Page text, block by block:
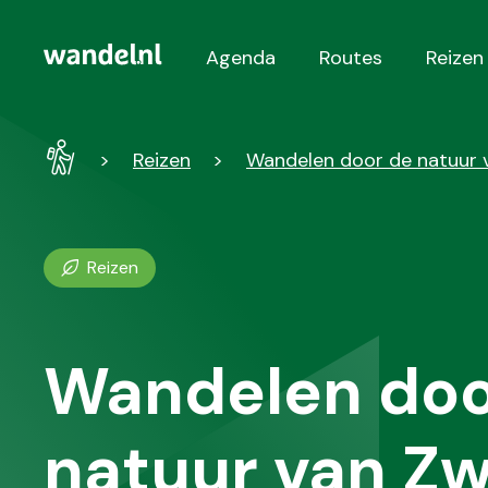
Hoofdnavigatie
Agenda Routes Reizen
WandelReizen Wandelen door de natuur
Reizen
Wandelen
natuur van